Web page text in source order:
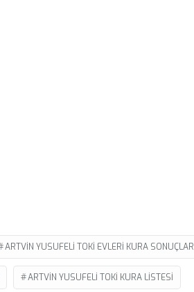
ARTVIN YUSUFELI TOKI EVLERI KURA SONUÇLARI
ARTVIN YUSUFELI TOKI KURA LISTESI